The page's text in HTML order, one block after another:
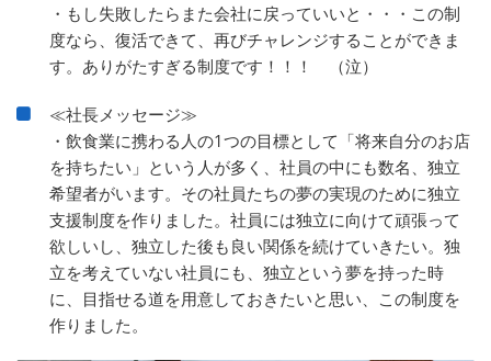
・もし失敗したらまた会社に戻っていいと・・・この制
度なら、復活できて、再びチャレンジすることができま
す。ありがたすぎる制度です！！！ （泣）
≪社長メッセージ≫
・飲食業に携わる人の1つの目標として「将来自分のお店
を持ちたい」という人が多く、社員の中にも数名、独立
希望者がいます。その社員たちの夢の実現のために独立
支援制度を作りました。社員には独立に向けて頑張って
欲しいし、独立した後も良い関係を続けていきたい。独
立を考えていない社員にも、独立という夢を持った時
に、目指せる道を用意しておきたいと思い、この制度を
作りました。